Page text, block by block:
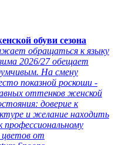
обуви сезона
обращаться к языку
2026/27 обещает
На смену
показной роскоши -
оттенков женской
доверие к
и желание находить
цветов от